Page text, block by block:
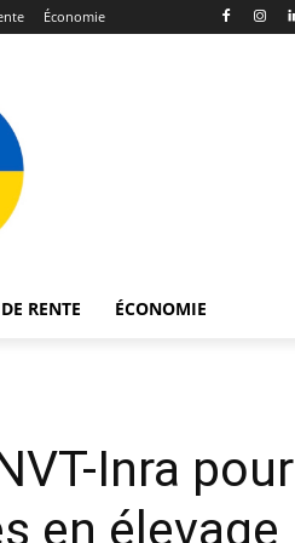
Économie
RENTE ÉCONOMIE
Inra pour
en élevage